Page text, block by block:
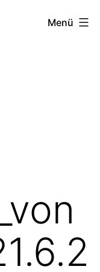
Menü